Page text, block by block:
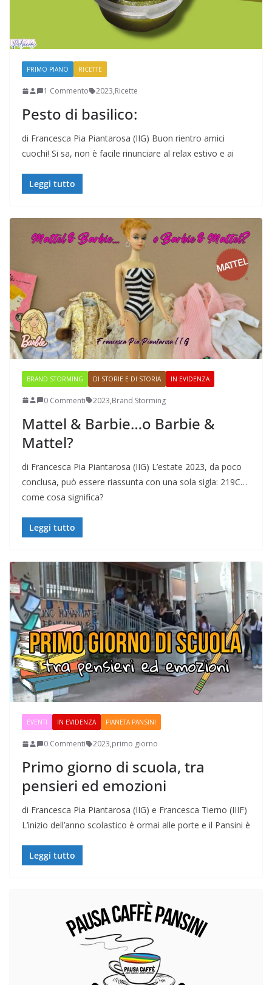
PRIMO PIANO RICETTE
1 Commento 2023,Ricette
Pesto di basilico:
di Francesca Pia Piantarosa (IIG) Buon rientro amici
cuochi! Si sa, non è facile rinunciare al relax estivo e ai
Leggi tutto
BRAND STORMING DI STORIE E DI STORIA IN EVIDENZA
0 Commenti 2023,Brand Storming
Mattel & Barbie…o Barbie &
Mattel?
di Francesca Pia Piantarosa (IIG) L’estate 2023, da poco
conclusa, può essere riassunta con una sola sigla: 219C…
come cosa significa?
Leggi tutto
EVENTI IN EVIDENZA PIANETA PANSINI
0 Commenti 2023,primo giorno
Primo giorno di scuola, tra
pensieri ed emozioni
di Francesca Pia Piantarosa (IIG) e Francesca Tierno (IIIF)
L’inizio dell’anno scolastico è ormai alle porte e il Pansini è
Leggi tutto